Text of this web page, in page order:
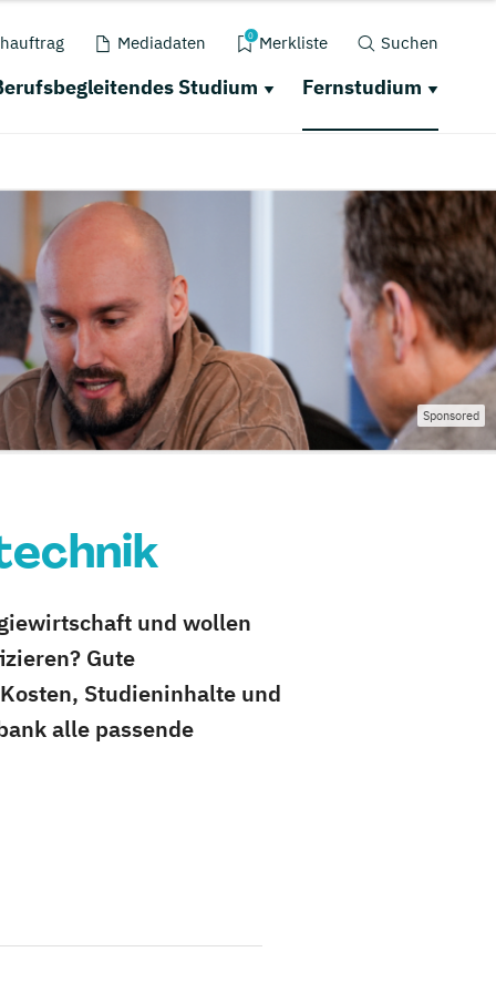
Mediadaten 0 Merkliste Suchen
Studium Fernstudium
Sponsored
und wollen
Gute
Studieninhalte und
alle passende